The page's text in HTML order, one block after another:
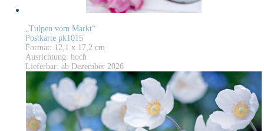
„Tulpen vom Markt“
Postkarte pk1015
Format: 12,1 x 17,2 cm
Ausrichtung: hoch
Lieferbar: ab Dezember 2026